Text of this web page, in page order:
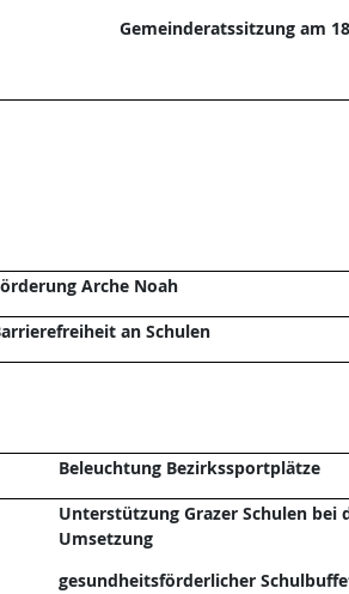
Gemeinderatssitzung am
Arche Noah
an Schulen
Beleuchtung Bezirkssportplätze
Unterstützung Grazer Schulen bei
Umsetzung
gesundheitsförderlicher